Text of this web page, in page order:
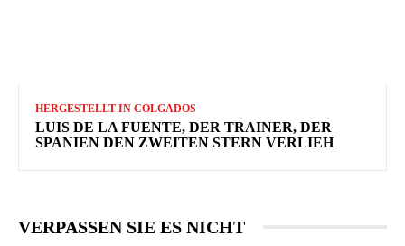
HERGESTELLT IN COLGADOS
LUIS DE LA FUENTE, DER TRAINER, DER
SPANIEN DEN ZWEITEN STERN VERLIEH
VERPASSEN SIE ES NICHT